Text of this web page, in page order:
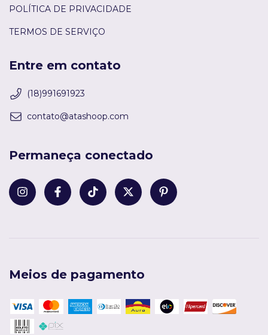
POLÍTICA DE PRIVACIDADE
TERMOS DE SERVIÇO
Entre em contato
(18)991691923
contato@atashoop.com
Permaneça conectado
Meios de pagamento